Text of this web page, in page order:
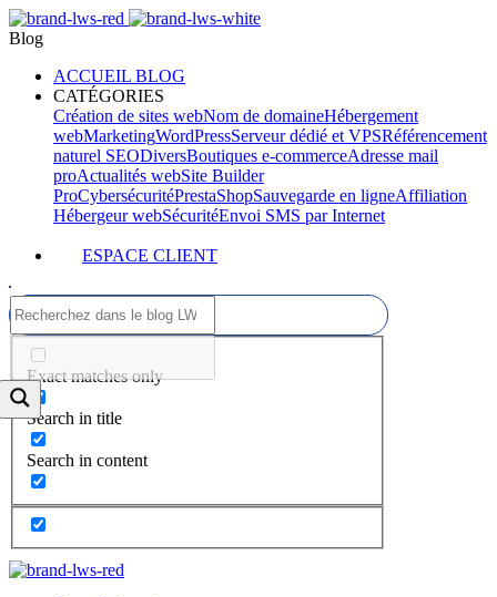
Blog
ACCUEIL BLOG
CATÉGORIES
Création de sites webNom de domaineHébergement
webMarketingWordPressServeur dédié et VPSRéférencement
naturel SEODiversBoutiques e-commerceAdresse mail
proActualités webSite Builder
ProCybersécuritéPrestaShopSauvegarde en ligneAffiliation
Hébergeur webSécuritéEnvoi SMS par Internet
ESPACE CLIENT
Exact matches only
Search in title
Search in content